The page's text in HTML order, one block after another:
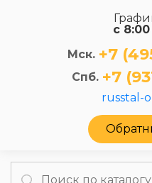
с
Мск. +7
Спб. +7
russtal-